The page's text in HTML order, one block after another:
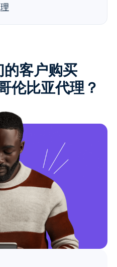
理
的客户购买
伦比亚代理？